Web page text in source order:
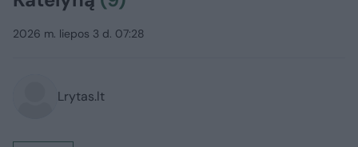
2026 m. liepos 3 d. 07:28
Lrytas.lt